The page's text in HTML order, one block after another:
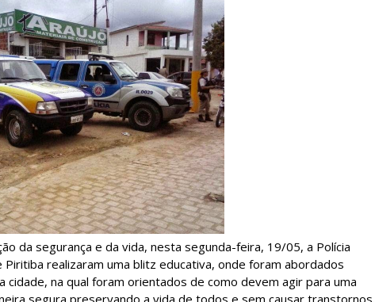
da segurança e da vida, nesta segunda-feira, 19/05, a Polícia
realizaram uma blitz educativa, onde foram abordados
na qual foram orientados de como devem agir para uma
segura preservando a vida de todos e sem causar transtornos.